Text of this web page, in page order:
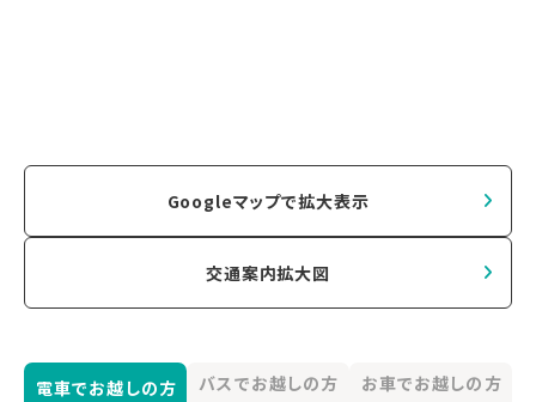
Googleマップで拡大表示
交通案内拡大図
電車でお越しの方 バスでお越しの方 お車でお越しの方